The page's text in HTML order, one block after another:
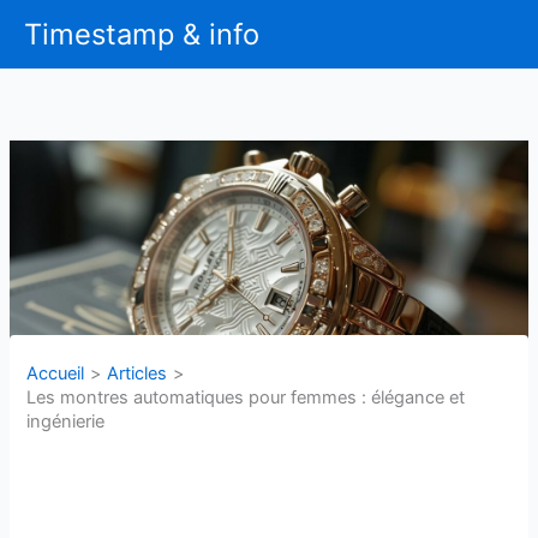
contenu
Timestamp & info
Accueil
Articles
Les montres automatiques pour femmes : élégance et
ingénierie